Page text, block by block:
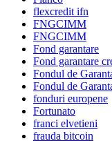
flexcredit ifn
FNGCIMM
FNGCIMM
Fond garantare
Fond garantare
Fondul de
Fondul de
fonduri europene
Fortunato
franci elvetieni
frauda bitcoin